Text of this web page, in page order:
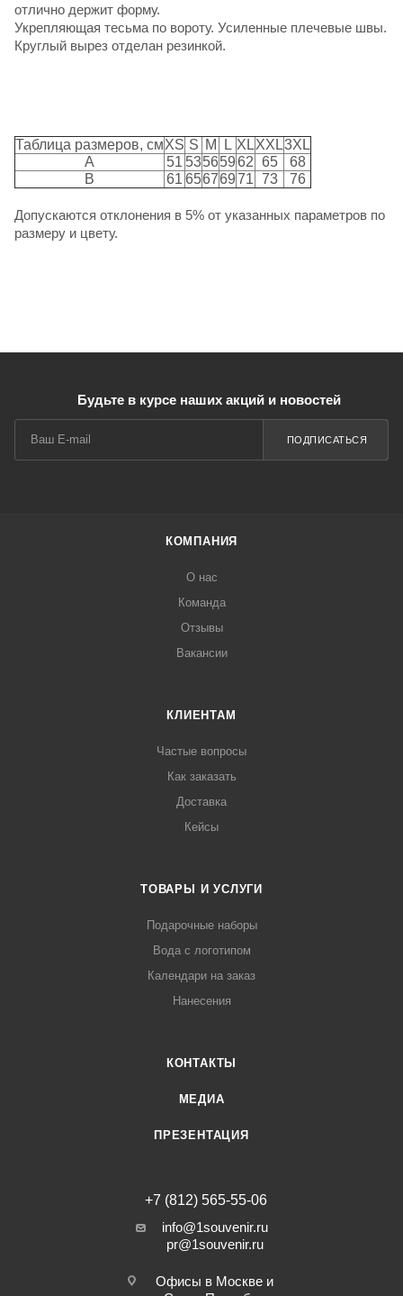
отлично держит форму.
Укрепляющая тесьма по вороту. Усиленные плечевые швы.
Круглый вырез отделан резинкой.
Таблица размеров, смXS S M L XLXXL3XL
A
51 53565962 65
68
B
61 65676971 73 76
Допускаются отклонения в 5% от указанных параметров по
размеру и цвету.
Будьте в курсе наших акций и новостей
ПОДПИСАТЬСЯ
КОМПАНИЯ
О нас
Команда
Отзывы
Вакансии
КЛИЕНТАМ
Частые вопросы
Как заказать
Доставка
Кейсы
ТОВАРЫ И УСЛУГИ
Подарочные наборы
Вода с логотипом
Календари на заказ
Нанесения
КОНТАКТЫ
МЕДИА
ПРЕЗЕНТАЦИЯ
+7 (812) 565-55-06
info@1souvenir.ru
pr@1souvenir.ru
Офисы в Москве и